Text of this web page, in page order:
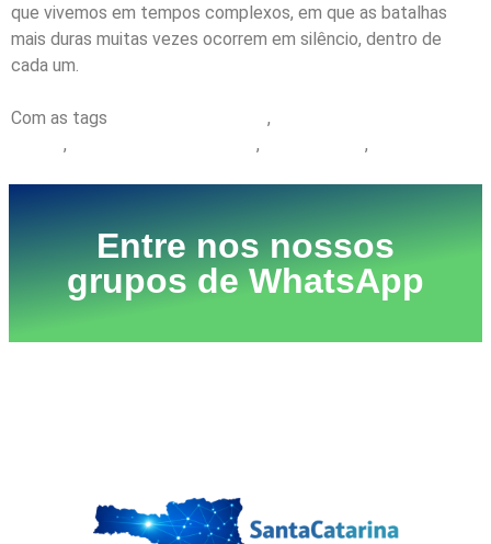
que vivemos em tempos complexos, em que as batalhas
mais duras muitas vezes ocorrem em silêncio, dentro de
cada um.
Com as tags ,
, , ,
Entre nos nossos
grupos de WhatsApp